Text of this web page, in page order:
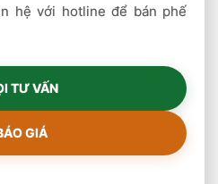
hệ với hotline để bán phế
TƯ VẤN
GIÁ